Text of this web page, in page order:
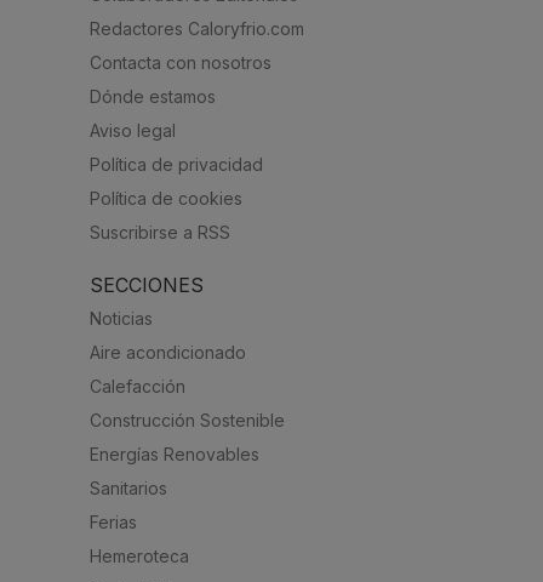
Redactores Caloryfrio.com
Contacta con nosotros
Dónde estamos
Aviso legal
Política de privacidad
Política de cookies
Suscribirse a RSS
SECCIONES
Noticias
Aire acondicionado
Calefacción
Construcción Sostenible
Energías Renovables
Sanitarios
Ferias
Hemeroteca